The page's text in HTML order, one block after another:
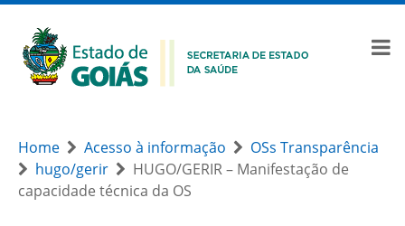
Home Acesso à informação
OSs Transparência
hugo/gerir
HUGO/GERIR – Manifestação de
capacidade técnica da OS